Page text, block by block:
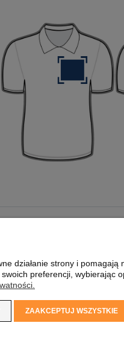
650,00 zł
regularna: 1 850,00 zł
cena:
1 850,00 zł
zł
regularna:
DO KOSZYKA
CZAS I
działanie strony i
preferencji, wybierając
ZAAKCEPTUJ WSZYSTKIE